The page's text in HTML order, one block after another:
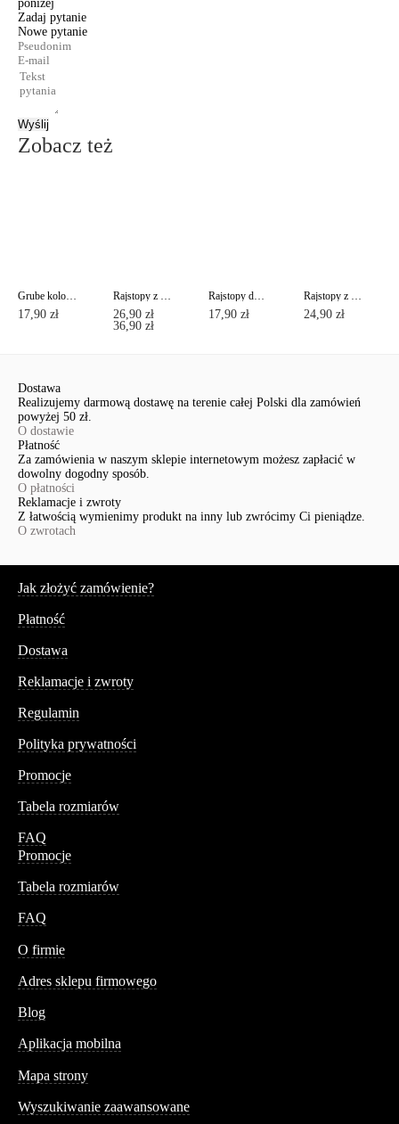
poniżej
Zadaj pytanie
Nowe pytanie
Wyślij
Zobacz też
Grube kolorowe rajstopy COLOURS TOP Lycra®
17,90 zł
Rajstopy z imitacją pończoch ze sznurowaniem z tyłu POEMA Lycra®
26,90 zł
36,90 zł
Rajstopy damskie ze wzmocnią częścią majtkową NUANCE 20 Lycra®
17,90 zł
Rajstopy z efektem "delikatny jedwab" PRESTIGE 40 Lycra®
24,90 zł
Dostawa
Realizujemy darmową dostawę na terenie całej Polski dla zamówień
powyżej 50 zł.
O dostawie
Płatność
Za zamówienia w naszym sklepie internetowym możesz zapłacić w
dowolny dogodny sposób.
O płatności
Reklamacje i zwroty
Z łatwością wymienimy produkt na inny lub zwrócimy Ci pieniądze.
O zwrotach
Jak złożyć zamówienie?
Płatność
Dostawa
Reklamacje i zwroty
Regulamin
Polityka prywatności
Promocje
Tabela rozmiarów
FAQ
Promocje
Tabela rozmiarów
FAQ
O firmie
Adres sklepu firmowego
Blog
Aplikacja mobilna
Mapa strony
Wyszukiwanie zaawansowane